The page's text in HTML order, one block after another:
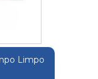
Limpo